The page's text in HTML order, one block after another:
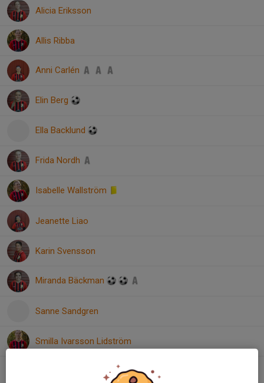
Alicia Eriksson
Allis Ribba
Anni Carlén
Elin Berg
Ella Backlund
Frida Nordh
Isabelle Wallström
Jeanette Liao
Karin Svensson
Miranda Bäckman
Sanne Sandgren
Smilla Ivarsson Lidström